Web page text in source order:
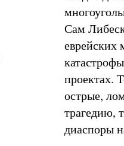
Сам
еврейских
проектах.
острые,
трагедию,
диаспоры